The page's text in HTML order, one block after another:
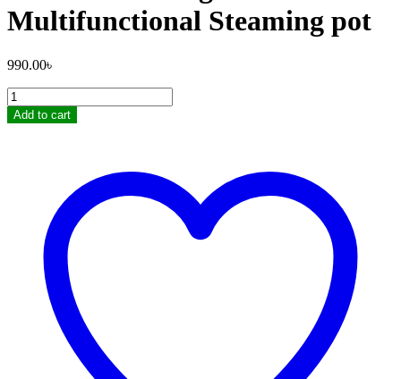
Multifunctional Steaming pot
990.00৳
Electric
Cooking
Pot
Add to cart